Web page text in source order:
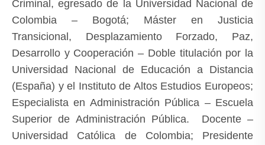
Criminal, egresado de la Universidad Nacional de
Colombia – Bogotá; Máster en Justicia
Transicional, Desplazamiento Forzado, Paz,
Desarrollo y Cooperación – Doble titulación por la
Universidad Nacional de Educación a Distancia
(España) y el Instituto de Altos Estudios Europeos;
Especialista en Administración Pública – Escuela
Superior de Administración Pública. Docente –
Universidad Católica de Colombia; Presidente